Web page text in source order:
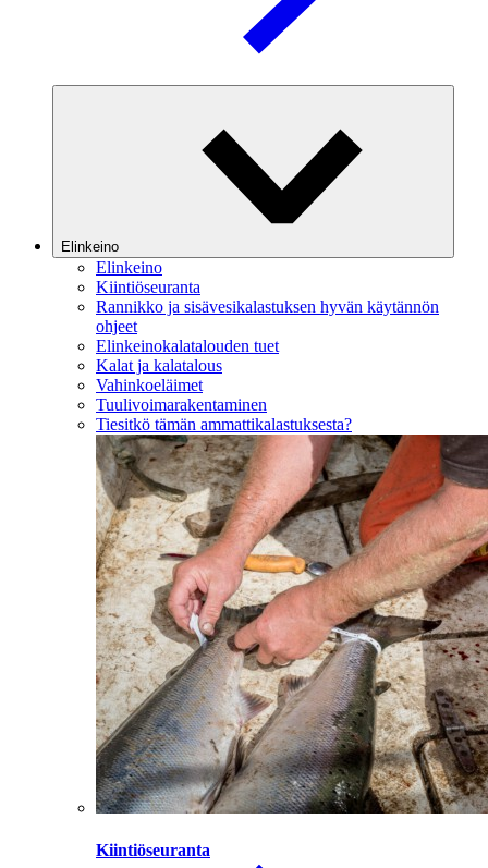
Elinkeino
Elinkeino
Kiintiöseuranta
Rannikko ja sisävesikalastuksen hyvän käytännön
ohjeet
Elinkeinokalatalouden tuet
Kalat ja kalatalous
Vahinkoeläimet
Tuulivoimarakentaminen
Tiesitkö tämän ammattikalastuksesta?
Kiintiöseuranta